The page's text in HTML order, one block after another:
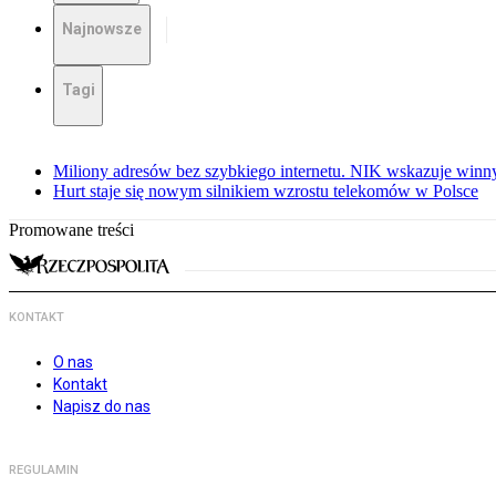
Najnowsze
Tagi
Miliony adresów bez szybkiego internetu. NIK wskazuje
Hurt staje się nowym silnikiem wzrostu telekomów w Polsce
Promowane treści
KONTAKT
O nas
Kontakt
Napisz do nas
REGULAMIN